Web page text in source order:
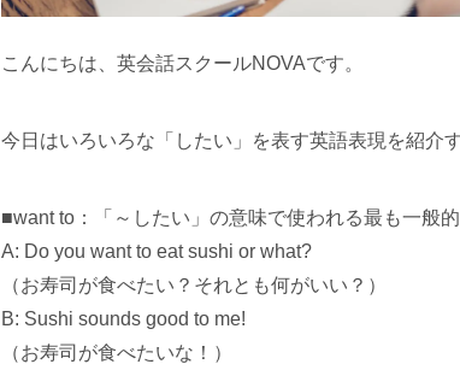
こんにちは、英会話スクールNOVAです。
今日はいろいろな「したい」を表す英語表現を紹介
■want to：「～したい」の意味で使われる最も一般
A: Do you want to eat sushi or what?
（お寿司が食べたい？それとも何がいい？）
B: Sushi sounds good to me!
（お寿司が食べたいな！）